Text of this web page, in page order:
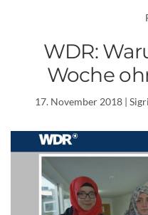
WDR:
Woche
17. November 2018|